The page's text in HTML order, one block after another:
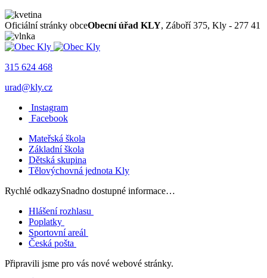
Oficiální stránky obceObecní úřad KLY, Záboří 375, Kly - 277 41
315 624 468
urad@kly.cz
Instagram
Facebook
Mateřská škola
Základní škola
Dětská skupina
Tělovýchovná jednota Kly
Rychlé odkazySnadno dostupné informace…
Hlášení rozhlasu
Poplatky
Sportovní areál
Česká pošta
Připravili jsme pro vás nové webové stránky.